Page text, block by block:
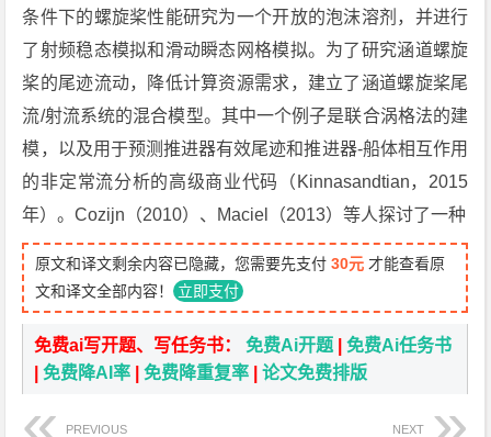
条件下的螺旋桨性能研究为一个开放的泡沫溶剂，并进行
了射频稳态模拟和滑动瞬态网格模拟。为了研究涵道螺旋
桨的尾迹流动，降低计算资源需求，建立了涵道螺旋桨尾
流/射流系统的混合模型。其中一个例子是联合涡格法的建
模，以及用于预测推进器有效尾迹和推进器-船体相互作用
的非定常流分析的高级商业代码（Kinnasandtian，2015
年）。Cozijn（2010）、Maciel（2013）等人探讨了一种
原文和译文剩余内容已隐藏，您需要先支付30元 才能查看原
文和译文全部内容！ 立即支付
免费ai写开题、写任务书：免费Ai开题 |免费Ai任务书
|免费降AI率 |免费降重复率 |论文免费排版
PREVIOUS NEXT